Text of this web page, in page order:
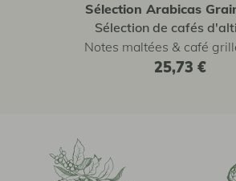
Sélection Arabicas
Sélection de cafés
Notes maltées & café
25,73 €